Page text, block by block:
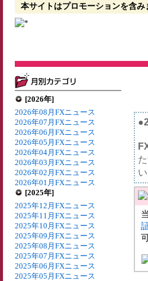
本サイトはプロモーションを含み
[2026年]
2026年08月FXニュース
2026年07月FXニュース
2026年06月FXニュース
2026年05月FXニュース
2026年04月FXニュース
2026年03月FXニュース
2026年02月FXニュース
2026年01月FXニュース
[2025年]
2025年12月FXニュース
2025年11月FXニュース
2025年10月FXニュース
2025年09月FXニュース
2025年08月FXニュース
2025年07月FXニュース
2025年06月FXニュース
2025年05月FXニュース